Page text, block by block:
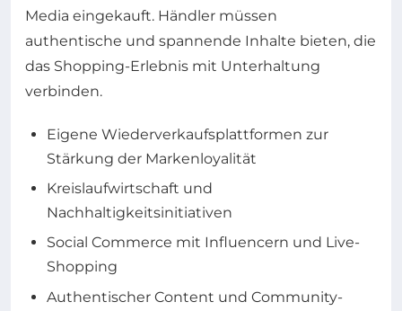
Media eingekauft. Händler müssen
authentische und spannende Inhalte bieten, die
das Shopping-Erlebnis mit Unterhaltung
verbinden.
Eigene Wiederverkaufsplattformen zur
Stärkung der Markenloyalität
Kreislaufwirtschaft und
Nachhaltigkeitsinitiativen
Social Commerce mit Influencern und Live-
Shopping
Authentischer Content und Community-